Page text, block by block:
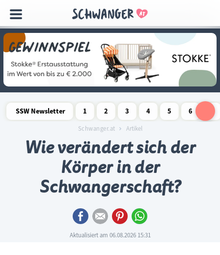
überspringen
SSW Newsletter
1
Schwangerschaftswoche
2
Schwangerschaftswoche
3
Schwangerschaftswoche
4
Schwangerschaftswoche
5
Schwangerschaftswoche
6
Schwanger.at Artikel
Wie verändert sich der
Körper in der
Schwangerschaft?
Facebook
E-mail Pinterest
Aktualisiert am 06.08.2026 15:31